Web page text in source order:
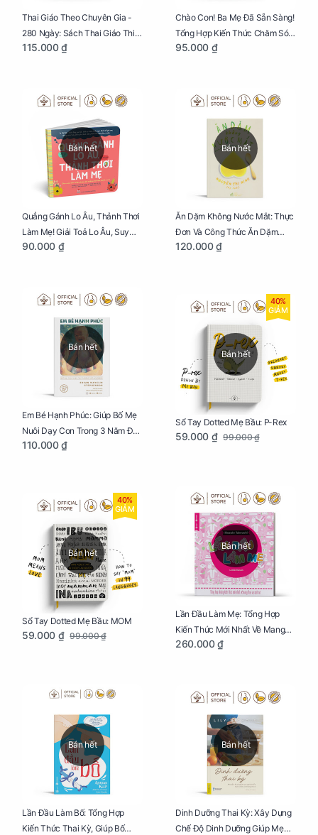
Thai Giáo Theo Chuyên Gia -
280 Ngày: Sách Thai Giáo Thiết
Thực Nhất Cho Mẹ Bầu
115.000 ₫
Chào Con! Ba Mẹ Đã Sẵn Sàng!
Tổng Hợp Kiến Thức Chăm Sóc
Trẻ Sơ Sinh
95.000 ₫
Bán hết
Quẳng Gánh Lo Âu, Thảnh Thơi
Làm Mẹ! Giải Toả Lo Âu, Suy
Nghĩ Tiêu Cực Cho Mẹ
90.000 ₫
Bán hết
Ăn Dặm Không Nước Mắt: Thực
Đơn Và Công Thức Ăn Dặm
Kiểu Nhật
120.000 ₫
Bán hết
Em Bé Hạnh Phúc: Giúp Bố Mẹ
Nuôi Dạy Con Trong 3 Năm Đầu
Đời
110.000 ₫
Bán hết
40%
GIẢM
Sổ Tay Dotted Mẹ Bầu: P-Rex
59.000 ₫ 99.000 ₫
Bán hết
40%
GIẢM
Sổ Tay Dotted Mẹ Bầu: MOM
59.000 ₫ 99.000 ₫
Bán hết
Lần Đầu Làm Mẹ: Tổng Hợp
Kiến Thức Mới Nhất Về Mang
Thai Và Sinh Nở Cho Mẹ Bầu
260.000 ₫
Bán hết
Lần Đầu Làm Bố: Tổng Hợp
Kiến Thức Thai Kỳ, Giúp Bố
Bán hết
Dinh Dưỡng Thai Kỳ: Xây Dựng
Chế Độ Dinh Dưỡng Giúp Mẹ